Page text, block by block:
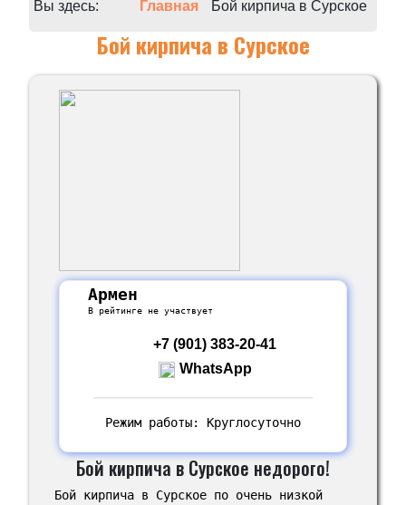
Вы здесь: Главная Бой кирпича в Сурское
Бой кирпича в Сурское
Армен
В рейтинге не участвует
+7 (901) 383-20-41
WhatsApp
Режим работы: Круглосуточно
Бой кирпича в Сурское недорого!
Бой кирпича в Сурское по очень низкой